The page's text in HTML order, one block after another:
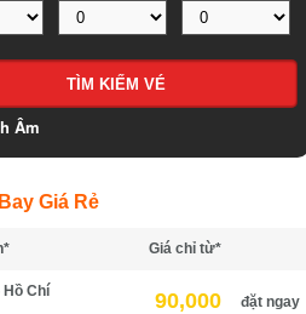
Âm
Giá Rẻ
Giá chỉ từ*
Chí
90,000 đặt ngay